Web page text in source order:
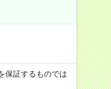
証するものでは